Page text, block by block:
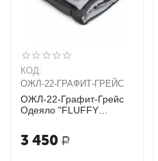
КОД:
ОЖЛ-22-ГРАФИТ-ГРЕЙС
ОЖЛ-22-Графит-Грейс
Одеяло "FLUFFY
3 450 Р